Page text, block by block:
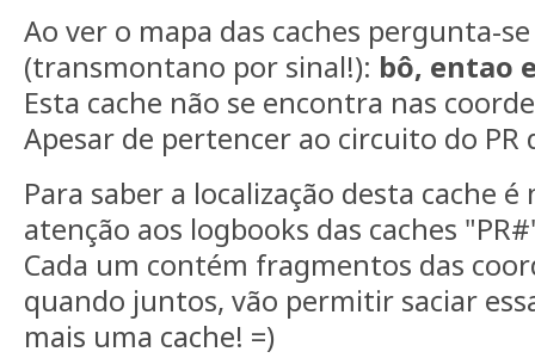
Ao ver o mapa das caches pergunta-
(transmontano por sinal!): bô, entao
Esta cache não se encontra nas
Apesar de pertencer ao circuito do PR
Para saber a localização desta cache
atenção aos logbooks das caches
Cada um contém fragmentos das
quando juntos, vão permitir saciar
mais uma cache! =)